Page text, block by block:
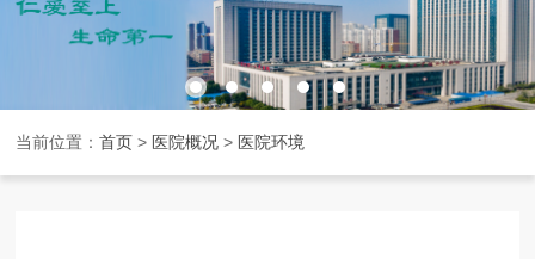
当前位置：首页 > 医院概况 > 医院环境